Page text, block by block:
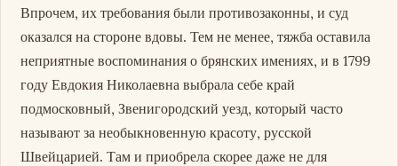
Впрочем, их требования были противозаконны, и суд
оказался на стороне вдовы. Тем не менее, тяжба оставила
неприятные воспоминания о брянских имениях, и в 1799
году Евдокия Николаевна выбрала себе край
подмосковный, Звенигородский уезд, который часто
называют за необыкновенную красоту, русской
Швейцарией. Там и приобрела скорее даже не для